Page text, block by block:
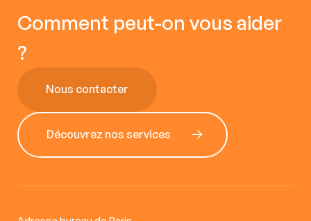
Comment peut-on vous aider
?
Nous contacter
Découvrez nos services